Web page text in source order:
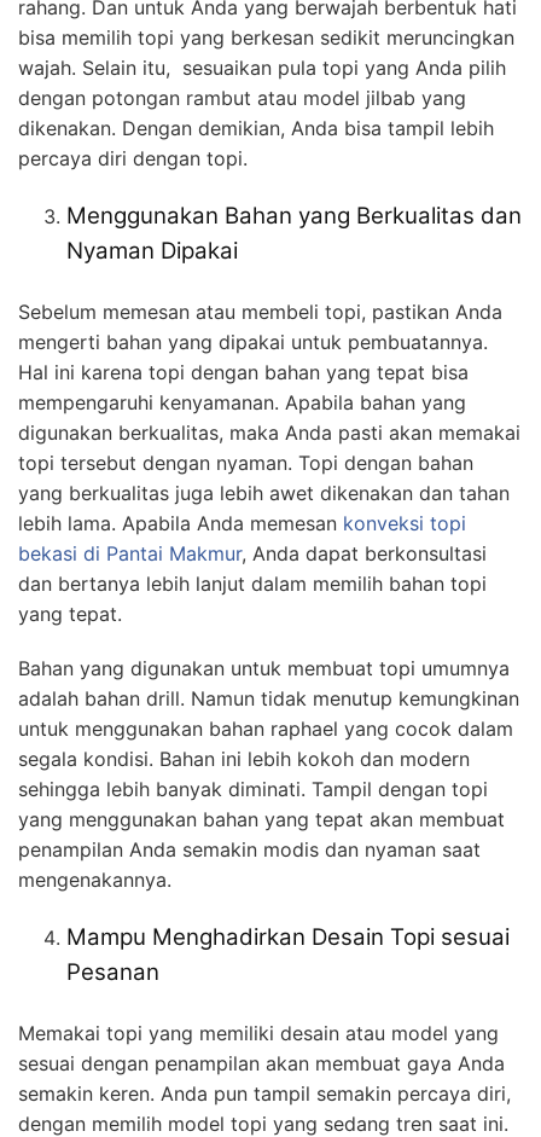
rahang. Dan untuk Anda yang berwajah berbentuk hati
bisa memilih topi yang berkesan sedikit meruncingkan
wajah. Selain itu, sesuaikan pula topi yang Anda pilih
dengan potongan rambut atau model jilbab yang
dikenakan. Dengan demikian, Anda bisa tampil lebih
percaya diri dengan topi.
Menggunakan Bahan yang Berkualitas dan
Nyaman Dipakai
Sebelum memesan atau membeli topi, pastikan Anda
mengerti bahan yang dipakai untuk pembuatannya.
Hal ini karena topi dengan bahan yang tepat bisa
mempengaruhi kenyamanan. Apabila bahan yang
digunakan berkualitas, maka Anda pasti akan memakai
topi tersebut dengan nyaman. Topi dengan bahan
yang berkualitas juga lebih awet dikenakan dan tahan
lebih lama. Apabila Anda memesan konveksi topi
bekasi di Pantai Makmur, Anda dapat berkonsultasi
dan bertanya lebih lanjut dalam memilih bahan topi
yang tepat.
Bahan yang digunakan untuk membuat topi umumnya
adalah bahan drill. Namun tidak menutup kemungkinan
untuk menggunakan bahan raphael yang cocok dalam
segala kondisi. Bahan ini lebih kokoh dan modern
sehingga lebih banyak diminati. Tampil dengan topi
yang menggunakan bahan yang tepat akan membuat
penampilan Anda semakin modis dan nyaman saat
mengenakannya.
Mampu Menghadirkan Desain Topi sesuai
Pesanan
Memakai topi yang memiliki desain atau model yang
sesuai dengan penampilan akan membuat gaya Anda
semakin keren. Anda pun tampil semakin percaya diri,
dengan memilih model topi yang sedang tren saat ini.